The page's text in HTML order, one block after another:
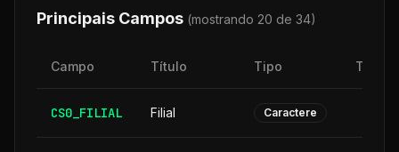
Principais Campos (mostrando 20 de 34)
Campo Título Tipo
CS0_FILIAL Filial Caractere